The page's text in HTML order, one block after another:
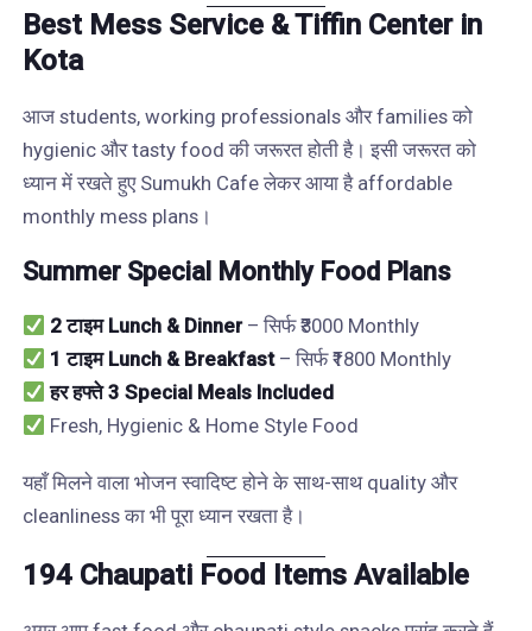
Best Mess Service & Tiffin Center in
Kota
आज students, working professionals और families को
hygienic और tasty food की जरूरत होती है। इसी जरूरत को
ध्यान में रखते हुए Sumukh Cafe लेकर आया है affordable
monthly mess plans।
Summer Special Monthly Food Plans
2 टाइम Lunch & Dinner– सिर्फ ₹3000 Monthly
1 टाइम Lunch & Breakfast– सिर्फ ₹1800 Monthly
हर हफ्ते 3 Special Meals Included
Fresh, Hygienic & Home Style Food
यहाँ मिलने वाला भोजन स्वादिष्ट होने के साथ-साथ quality और
cleanliness का भी पूरा ध्यान रखता है।
194 Chaupati Food Items Available